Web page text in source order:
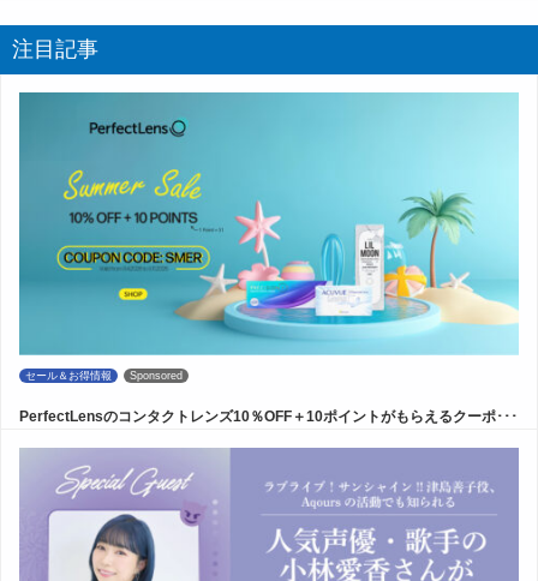
注目記事
セール＆お得情報 Sponsored
PerfectLensのコンタクトレンズ10％OFF＋10ポイントがもらえるクーポ･･･